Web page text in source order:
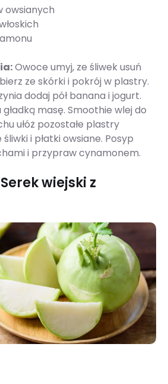
owsianych
Owoce umyj, ze śliwek usuń
ze skórki i pokrój w plastry.
dodaj pół banana i jogurt.
gładką masę. Smoothie wlej do
ułóż pozostałe plastry
i płatki owsiane. Posyp
i przypraw cynamonem.
wiejski z